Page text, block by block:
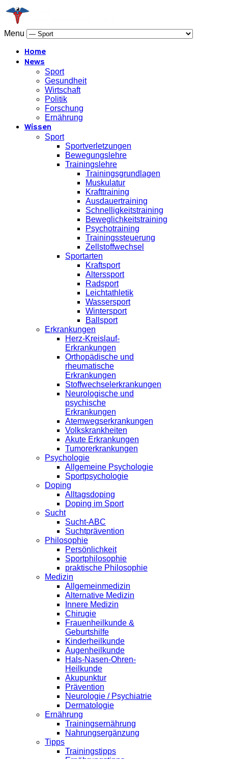
Menu
Home
News
Sport
Gesundheit
Wirtschaft
Politik
Forschung
Ernährung
Wissen
Sport
Sportverletzungen
Bewegungslehre
Trainingslehre
Trainingsgrundlagen
Muskulatur
Krafttraining
Ausdauertraining
Schnelligkeitstraining
Beweglichkeitstraining
Psychotraining
Trainingssteuerung
Zellstoffwechsel
Sportarten
Kraftsport
Alterssport
Radsport
Leichtathletik
Wassersport
Wintersport
Ballsport
Erkrankungen
Herz-Kreislauf-
Erkrankungen
Orthopädische und
rheumatische
Erkrankungen
Stoffwechselerkrankungen
Neurologische und
psychische
Erkrankungen
Atemwegserkrankungen
Volkskrankheiten
Akute Erkrankungen
Tumorerkrankungen
Psychologie
Allgemeine Psychologie
Sportpsychologie
Doping
Alltagsdoping
Doping im Sport
Sucht
Sucht-ABC
Suchtprävention
Philosophie
Persönlichkeit
Sportphilosophie
praktische Philosophie
Medizin
Allgemeinmedizin
Alternative Medizin
Innere Medizin
Chirugie
Frauenheilkunde &
Geburtshilfe
Kinderheilkunde
Augenheilkunde
Hals-Nasen-Ohren-
Heilkunde
Akupunktur
Prävention
Neurologie / Psychiatrie
Dermatologie
Ernährung
Trainingsernährung
Nahrungsergänzung
Tipps
Trainingstipps